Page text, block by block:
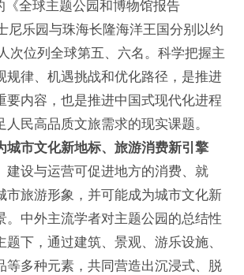
《全球主题公园和博物馆报告
尼乐园与珠海长隆海洋王国分别以约
次位列全球第五、六名。科学把握主
规律、机遇挑战和优化路径，是推进
要内容，也是推进中国式现代化进程
人民高品质文旅需求的现实课题。
城市文化新地标、旅游消费新引擎
建设与运营可促进地方的消费、就
市旅游形象，并可能成为城市文化新
。中外主流学者对主题公园的总结性
题下，通过建筑、景观、游乐设施、
等多种元素，共同营造出沉浸式、脱